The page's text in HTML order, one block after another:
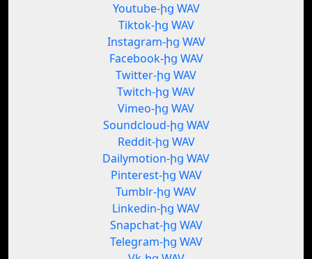
Youtube-ից WAV
Tiktok-ից WAV
Instagram-ից WAV
Facebook-ից WAV
Twitter-ից WAV
Twitch-ից WAV
Vimeo-ից WAV
Soundcloud-ից WAV
Reddit-ից WAV
Dailymotion-ից WAV
Pinterest-ից WAV
Tumblr-ից WAV
Linkedin-ից WAV
Snapchat-ից WAV
Telegram-ից WAV